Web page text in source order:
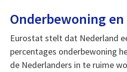
Onderbewoning
Eurostat stelt dat Nederland
percentages onderbewoning
de Nederlanders in te ruime